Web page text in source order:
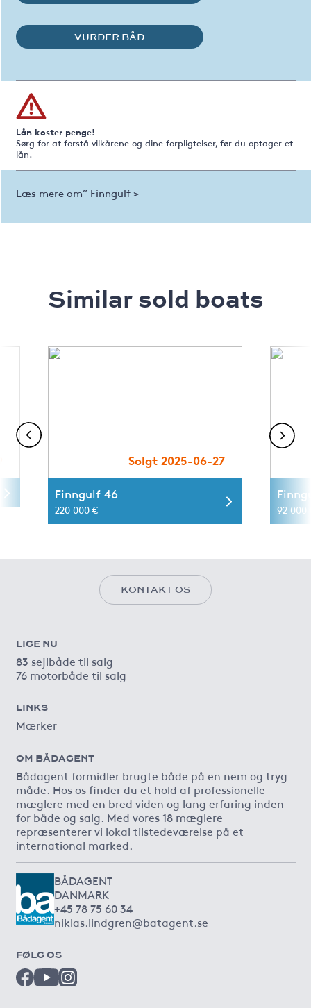
VURDER BÅD
Lån koster penge!
Sørg for at forstå vilkårene og dine forpligtelser, før du optager et
lån.
Læs mere om” Finngulf >
Similar sold boats
Solgt 2025-06-27
Finngulf 46
220 000 € 92 000
KONTAKT OS
LIGE NU
83 sejlbåde til salg
76 motorbåde til salg
LINKS
Mærker
OM BÅDAGENT
Bådagent formidler brugte både på en nem og tryg
måde. Hos os finder du et hold af professionelle
mæglere med en bred viden og lang erfaring inden
for både og salg. Med vores 18 mæglere
repræsenterer vi lokal tilstedeværelse på et
international marked.
BÅDAGENT
DANMARK
+45 78 75 60 34
niklas.lindgren@batagent.se
FØLG OS